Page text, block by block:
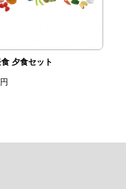
夕食セット